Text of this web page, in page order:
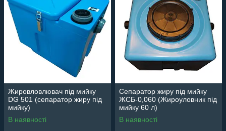
Жировловлювач під мийку
DG 501 (сепаратор жиру під
мийку)
В наявності
Сепаратор жиру під мийку
ЖСБ-0,060 (Жироуловник під
мийку 60 л)
В наявності